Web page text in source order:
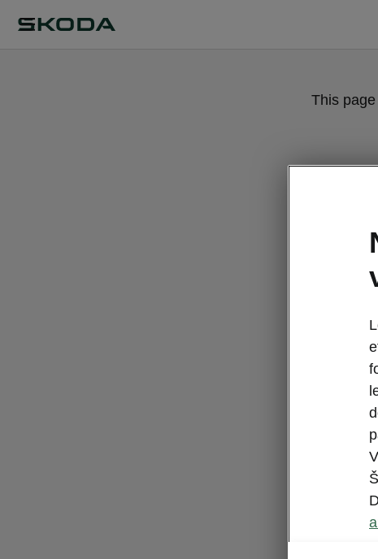
This